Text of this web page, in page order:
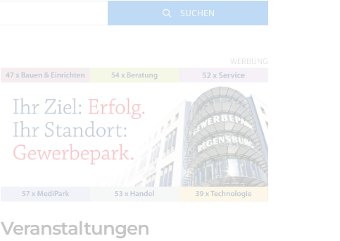
SUCHEN
WERBUNG
Veranstaltungen